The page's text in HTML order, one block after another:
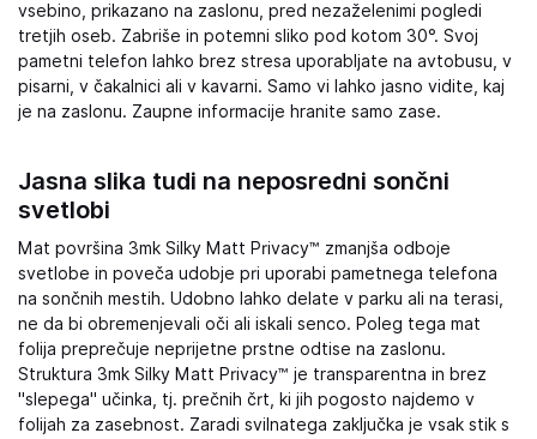
vsebino, prikazano na zaslonu, pred nezaželenimi pogledi
tretjih oseb. Zabriše in potemni sliko pod kotom 30°. Svoj
pametni telefon lahko brez stresa uporabljate na avtobusu, v
pisarni, v čakalnici ali v kavarni. Samo vi lahko jasno vidite, kaj
je na zaslonu. Zaupne informacije hranite samo zase.
Jasna slika tudi na neposredni sončni
svetlobi
Mat površina 3mk Silky Matt Privacy™ zmanjša odboje
svetlobe in poveča udobje pri uporabi pametnega telefona
na sončnih mestih. Udobno lahko delate v parku ali na terasi,
ne da bi obremenjevali oči ali iskali senco. Poleg tega mat
folija preprečuje neprijetne prstne odtise na zaslonu.
Struktura 3mk Silky Matt Privacy™ je transparentna in brez
"slepega" učinka, tj. prečnih črt, ki jih pogosto najdemo v
folijah za zasebnost. Zaradi svilnatega zaključka je vsak stik s